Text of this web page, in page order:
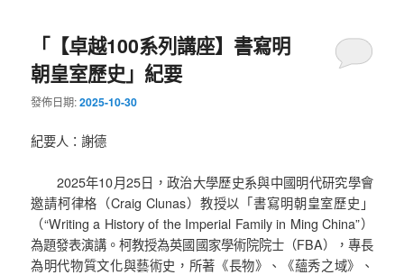
「【卓越100系列講座】書寫明
朝皇室歷史」紀要
發佈日期:2025-10-30
紀要人：謝德
2025年10月25日，政治大學歷史系與中國明代研究學會
邀請柯律格（Craig Clunas）教授以「書寫明朝皇室歷史」
（“Writing a History of the Imperial Family in Ming China”）
為題發表演講。柯教授為英國國家學術院院士（FBA），專長
為明代物質文化與藝術史，所著《長物》、《蘊秀之域》、